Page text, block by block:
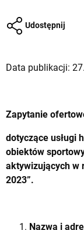
Udostępnij
Data publikacji:
Zapytanie
dotyczące usługi
obiektów
aktywizujących w
2023”.
Nazwa i